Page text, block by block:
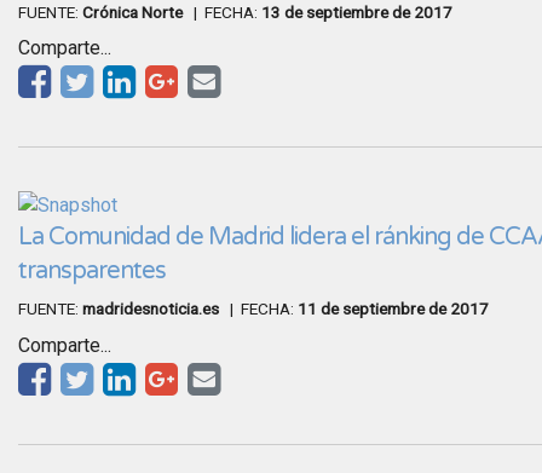
FUENTE: Crónica Norte| FECHA: 13 de septiembre de 2017
Comparte...
La Comunidad de Madrid lidera el ránking de
transparentes
FUENTE: madridesnoticia.es | FECHA: 11 de septiembre de 2017
Comparte...